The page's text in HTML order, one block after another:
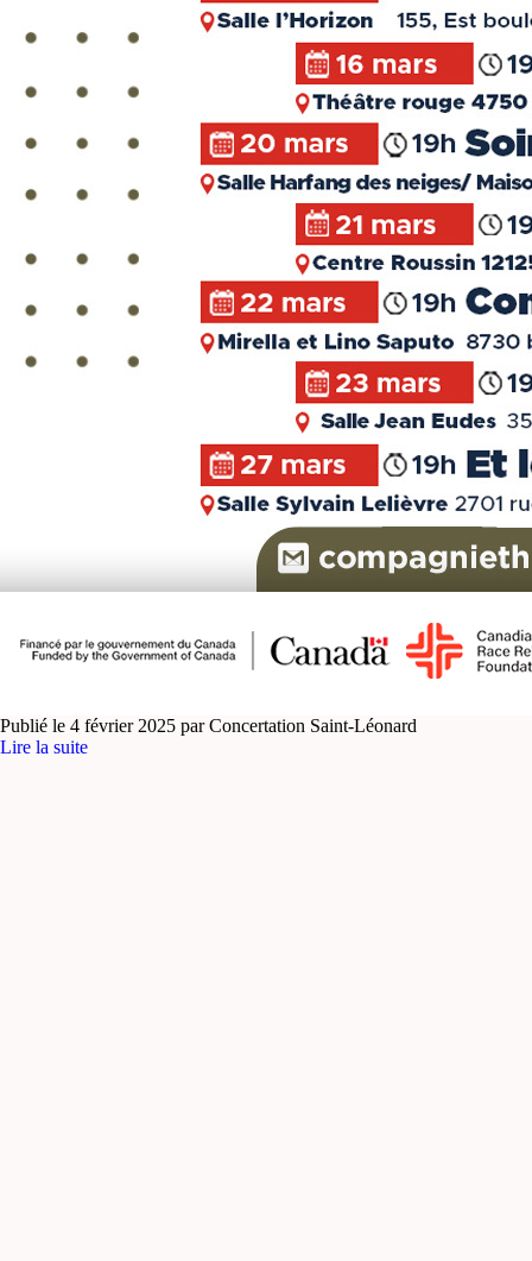
Publié le 4 février 2025 par Concertation Saint-Léonard
Lire la suite